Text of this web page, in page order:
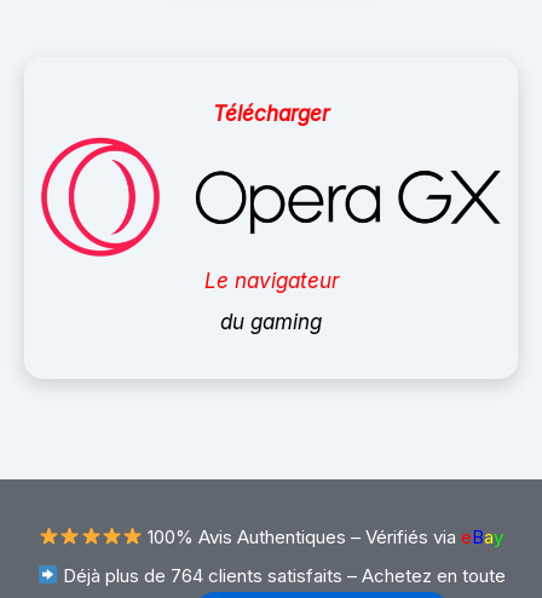
Télécharger
Le navigateur
du gaming
100% Avis Authentiques – Vérifiés via eBay
Déjà plus de 764 clients satisfaits – Achetez en toute